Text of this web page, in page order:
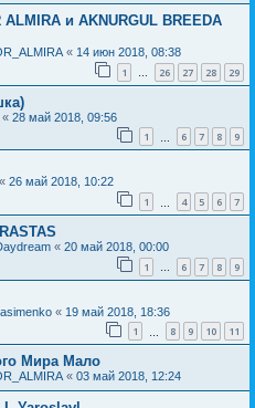
ALMIRA и AKNURGUL BREEDA
« 14 июн 2018, 08:38
1 … 26 27 28 29
« 28 май 2018, 09:56
1 6 7 8 9
« 26 май 2018, 10:22
1 4 5 6 7
« 20 май 2018, 00:00
1 … 6 7 8 9
« 19 май 2018, 18:36
1 8 9 10 11
Мира Мало
« 03 май 2018, 12:24